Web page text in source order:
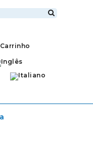
Carrinho